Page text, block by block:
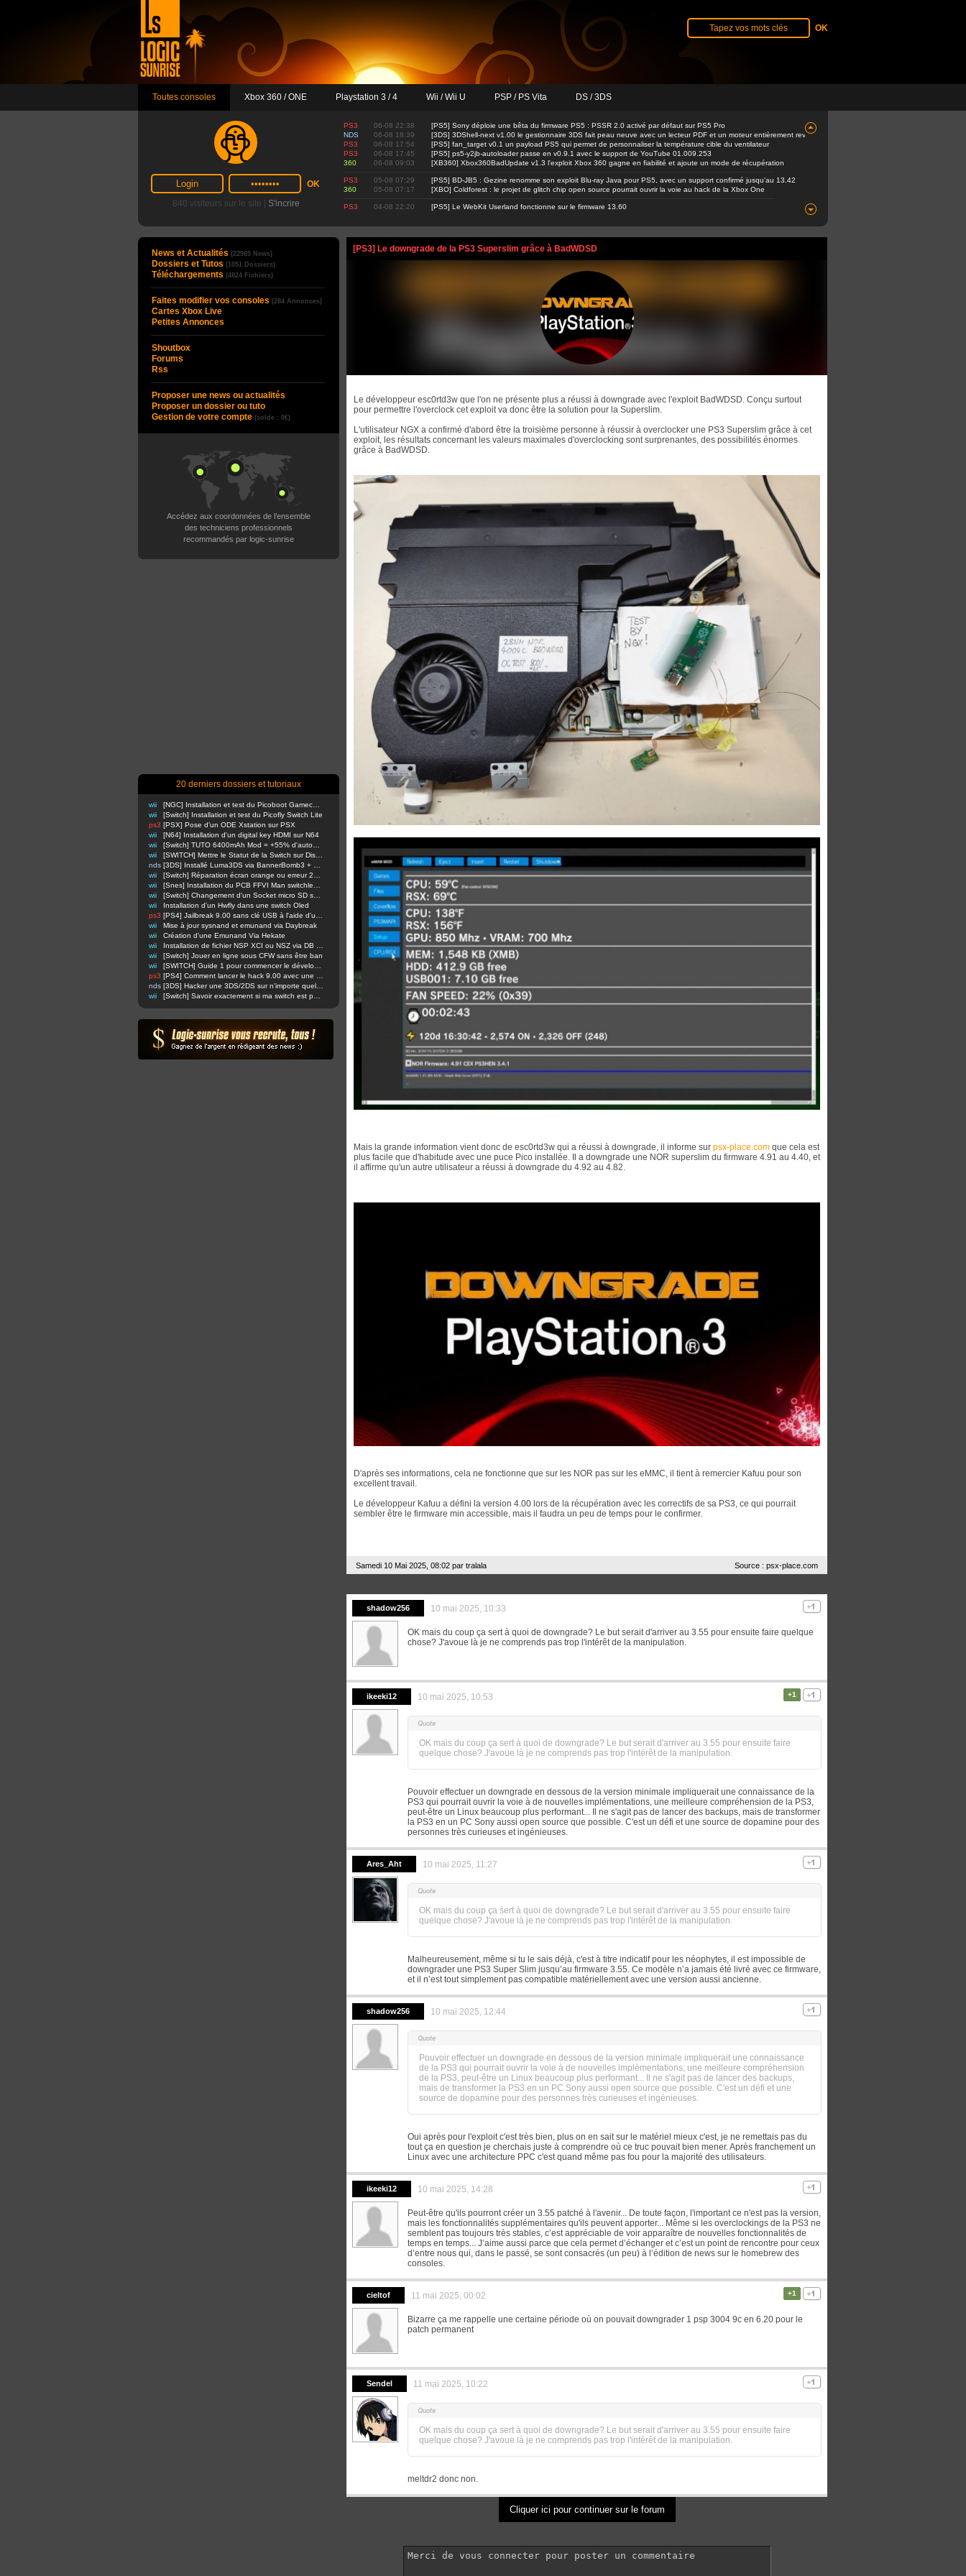
Toutes consoles Xbox 360 / ONE Playstation 3 / 4 Wii / Wii U PSP / PS Vita DS / 3DS
840 visiteurs sur le site | S'incrire
PS3 06-08 22:38
[PS5] Sony déploie une bêta du firmware PS5 : PSSR 2.0 activé par défaut sur PS5 Pro
NDS
06-08 18:39
[3DS] 3DShell-next v1.00 le gestionnaire 3DS fait peau neuve avec un lecteur PDF et un moteur entièrement revu
PS3
06-08 17:54
[PS5] fan_target v0.1 un payload PS5 qui permet de personnaliser la température cible du ventilateur
PS3
06-08 17:45
[PS5] ps5-y2jb-autoloader passe en v0.9.1 avec le support de YouTube 01.009.253
360
06-08 09:03 [XB360] Xbox360BadUpdate v1.3 l'exploit Xbox 360 gagne en fiabilité et ajoute un mode de récupération
PS3 05-08 07:29
[PS5] BD-JB5 : Gezine renomme son exploit Blu-ray Java pour PS5, avec un support confirmé jusqu'au 13.42
360
05-08 07:17 [XBO] Coldforest : le projet de glitch chip open source pourrait ouvrir la voie au hack de la Xbox One
PS3 04-08 22:20 [PS5] Le WebKit Userland fonctionne sur le firmware 13.60
News et Actualités (22985 News)
Dossiers et Tutos (1051 Dossiers)
Téléchargements (4824 Fichiers)
Faites modifier vos consoles (284 Annonces)
Cartes Xbox Live
Petites Annonces
Shoutbox
Forums
Rss
Proposer une news ou actualités
Proposer un dossier ou tuto
Gestion de votre compte (solde : 0€)
Accédez aux coordonnées de l’ensemble
des techniciens professionnels
recommandés par logic-sunrise
20 derniers dossiers et tutoriaux
wii
wii
[Switch] Installation et test du Picofly Switch Lite
ps3 [PSX] Pose d'un ODE Xstation sur PSX
wii
[N64] Installation d'un digital key HDMI sur N64
wii
wii
nds
wii
wii
wii
wii
Installation d'un Hwfly dans une switch Oled
ps3
wii
Mise à jour sysnand et emunand via Daybreak
wii
Création d'une Emunand Via Hekate
wii
wii
[Switch] Jouer en ligne sous CFW sans être ban
wii
ps3
nds
wii
[PS3] Le downgrade de la PS3 Superslim grâce à BadWDSD
Le développeur esc0rtd3w que l'on ne présente plus a réussi à downgrade avec l'exploit BadWDSD. Conçu surtout
pour permettre l'overclock cet exploit va donc être la solution pour la Superslim.
L'utilisateur NGX a confirmé d'abord être la troisième personne à réussir à overclocker une PS3 Superslim grâce à cet
exploit, les résultats concernant les valeurs maximales d'overclocking sont surprenantes, des possibilités énormes
grâce à BadWDSD.
Mais la grande information vient donc de esc0rtd3w qui a réussi à downgrade, il informe sur psx-place.com que cela est
plus facile que d'habitude avec une puce Pico installée. Il a downgrade une NOR superslim du firmware 4.91 au 4.40, et
il affirme qu'un autre utilisateur a réussi à downgrade du 4.92 au 4.82.
D'après ses informations, cela ne fonctionne que sur les NOR pas sur les eMMC, il tient à remercier Kafuu pour son
excellent travail.
Le développeur Kafuu a défini la version 4.00 lors de la récupération avec les correctifs de sa PS3, ce qui pourrait
sembler être le firmware min accessible, mais il faudra un peu de temps pour le confirmer.
Samedi 10 Mai 2025, 08:02 par tralala Source : psx-place.com
shadow256 10 mai 2025, 10:33
OK mais du coup ça sert à quoi de downgrade? Le but serait d'arriver au 3.55 pour ensuite faire quelque
chose? J'avoue là je ne comprends pas trop l'intérêt de la manipulation.
ikeeki12 10 mai 2025, 10:53 +1
OK mais du coup ça sert à quoi de downgrade? Le but serait d'arriver au 3.55 pour ensuite faire
quelque chose? J'avoue là je ne comprends pas trop l'intérêt de la manipulation.
Pouvoir effectuer un downgrade en dessous de la version minimale impliquerait une connaissance de la
PS3 qui pourrait ouvrir la voie à de nouvelles implémentations, une meilleure compréhension de la PS3,
peut-être un Linux beaucoup plus performant... Il ne s'agit pas de lancer des backups, mais de transformer
la PS3 en un PC Sony aussi open source que possible. C'est un défi et une source de dopamine pour des
personnes très curieuses et ingénieuses.
Ares_Aht 10 mai 2025, 11:27
OK mais du coup ça sert à quoi de downgrade? Le but serait d'arriver au 3.55 pour ensuite faire
quelque chose? J'avoue là je ne comprends pas trop l'intérêt de la manipulation.
Malheureusement, même si tu le sais déjà, c'est à titre indicatif pour les néophytes, il est impossible de
downgrader une PS3 Super Slim jusqu’au firmware 3.55. Ce modèle n’a jamais été livré avec ce firmware,
et il n’est tout simplement pas compatible matériellement avec une version aussi ancienne.
shadow256 10 mai 2025, 12:44
Pouvoir effectuer un downgrade en dessous de la version minimale impliquerait une connaissance
de la PS3 qui pourrait ouvrir la voie à de nouvelles implémentations, une meilleure compréhension
de la PS3, peut-être un Linux beaucoup plus performant... Il ne s'agit pas de lancer des backups,
mais de transformer la PS3 en un PC Sony aussi open source que possible. C'est un défi et une
source de dopamine pour des personnes très curieuses et ingénieuses.
Oui après pour l'exploit c'est très bien, plus on en sait sur le matériel mieux c'est, je ne remettais pas du
tout ça en question je cherchais juste à comprendre où ce truc pouvait bien mener. Après franchement un
Linux avec une architecture PPC c'est quand même pas fou pour la majorité des utilisateurs.
ikeeki12 10 mai 2025, 14:28
Peut-être qu'ils pourront créer un 3.55 patché à l'avenir... De toute façon, l'important ce n'est pas la version,
mais les fonctionnalités supplémentaires qu'ils peuvent apporter... Même si les overclockings de la PS3 ne
semblent pas toujours très stables, c’est appréciable de voir apparaître de nouvelles fonctionnalités de
temps en temps... J’aime aussi parce que cela permet d’échanger et c’est un point de rencontre pour ceux
d’entre nous qui, dans le passé, se sont consacrés (un peu) à l’édition de news sur le homebrew des
consoles.
cieltof 11 mai 2025, 00:02 +1
Bizarre ça me rappelle une certaine période où on pouvait downgrader 1 psp 3004 9c en 6.20 pour le
patch permanent
Sendel 11 mai 2025, 10:22
OK mais du coup ça sert à quoi de downgrade? Le but serait d'arriver au 3.55 pour ensuite faire
quelque chose? J'avoue là je ne comprends pas trop l'intérêt de la manipulation.
meltdr2 donc non.
Cliquer ici pour continuer sur le forum